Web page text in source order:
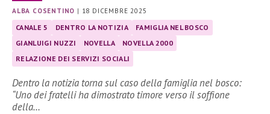
ALBA COSENTINO | 18 DICEMBRE 2025
CANALE 5 DENTRO LA NOTIZIA
FAMIGLIA NEL BOSCO
GIANLUIGI NUZZI
NOVELLA
NOVELLA 2000
RELAZIONE DEI SERVIZI SOCIALI
Dentro la notizia torna sul caso della famiglia nel bosco:
“Uno dei fratelli ha dimostrato timore verso il soffione
della…